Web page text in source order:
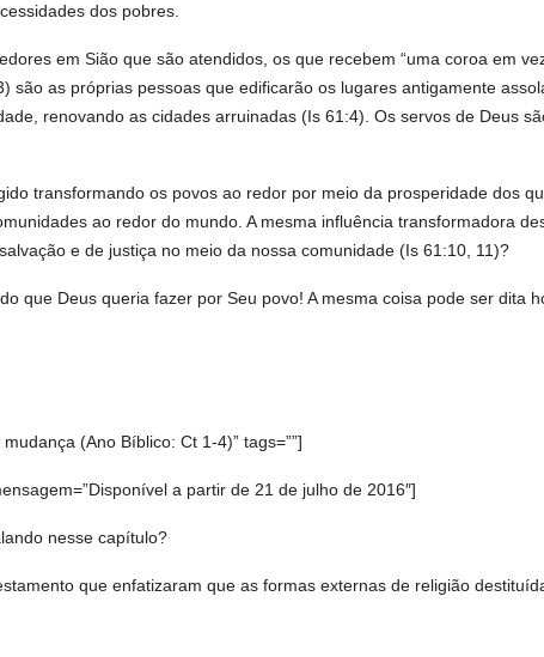
dos pobres.
em Sião que são atendidos, os que recebem “uma coroa em
são as próprias pessoas que edificarão os lugares antigamente
renovando as cidades arruinadas (Is 61:4). Os servos de Deus
transformando os povos ao redor por meio da prosperidade dos
ao redor do mundo. A mesma influência transformadora
e de justiça no meio da nossa comunidade (Is 61:10, 11)?
que Deus queria fazer por Seu povo! A mesma coisa pode ser dita
(Ano Bíblico: Ct 1-4)” tags=””]
a partir de 21 de julho de 2016″]
nesse capítulo?
que enfatizaram que as formas externas de religião